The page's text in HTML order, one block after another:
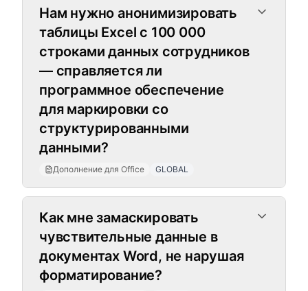
Нам нужно анонимизировать
таблицы Excel с 100 000
строками данных сотрудников
— справляется ли
программное обеспечение
для маркировки со
структурированными
данными?
Дополнение для Office GLOBAL
Как мне замаскировать
чувствительные данные в
документах Word, не нарушая
форматирование?